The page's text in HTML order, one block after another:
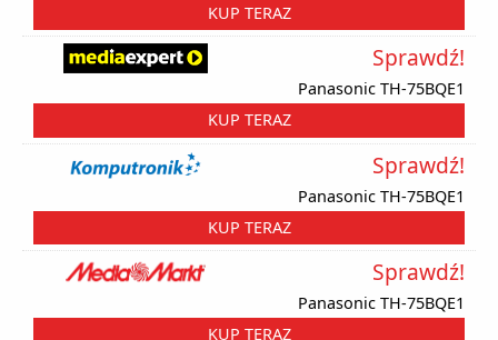
KUP TERAZ
Panasonic TH-75BQE1
Sprawdź!
KUP TERAZ
Panasonic TH-75BQE1
Sprawdź!
KUP TERAZ
Panasonic TH-75BQE1
Sprawdź!
KUP TERAZ